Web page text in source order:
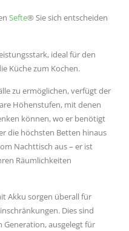
Sefte® Sie sich entscheiden
ideal für den
Küche zum Kochen.
zu ermöglichen, verfügt der
Höhenstufen, mit denen
können, wo er benötigt
die höchsten Betten hinaus
Nachttisch aus – er ist
Räumlichkeiten
Akku sorgen überall für
Dies sind
Generation, ausgelegt für